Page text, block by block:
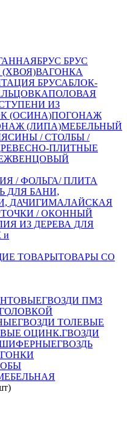
БРУС БРУС
ВАГОНКА
БРУСАБЛОК-
ПОЛОВАЯ
ИЗ
(ОСИНА)ПОГОНАЖ
(ЛИПА)МЕБЕЛЬНЫЙ
/ СТОЛБЫ /
ПЛИТНЫЕ
/ ФОЛЬГА/ ПЛИТА
ДЛЯ БАНИ,
ДАЧИГИМАЛАЙСКАЯ
/ ОКОННЫЙ
ИЗ ДЕРЕВА ДЛЯ
и
ТОВАРЫТОВАРЫ СО
ГВОЗДИ ПМЗ
ГВОЗДИ ТОЛЕВЫЕ
ОЦИНК.ГВОЗДИ
ГВОЗДЬ